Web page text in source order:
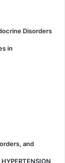
Disorders
in
and